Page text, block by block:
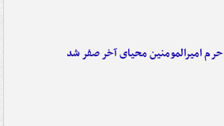
حرم امیرالمومنین محیای آخر صفر شد